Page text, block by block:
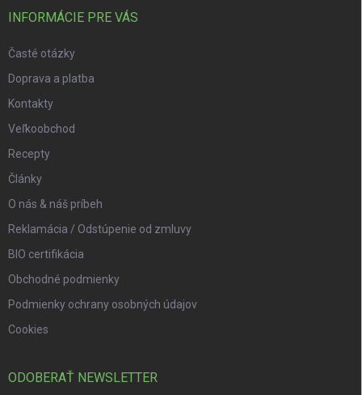
INFORMÁCIE PRE VÁS
Časté otázky
Doprava a platba
Kontakty
Veľkoobchod
Recepty
Články
O nás & náš príbeh
Reklamácia / Odstúpenie od zmluvy
BIO certifikácia
Obchodné podmienky
Podmienky ochrany osobných údajov
Cookies
ODOBERAŤ NEWSLETTER